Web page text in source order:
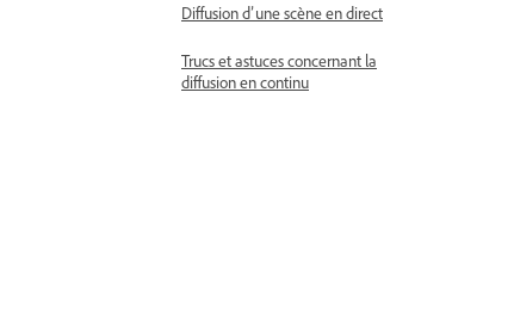
Diffusion d’une scène en direct
Trucs et astuces concernant la
diffusion en continu